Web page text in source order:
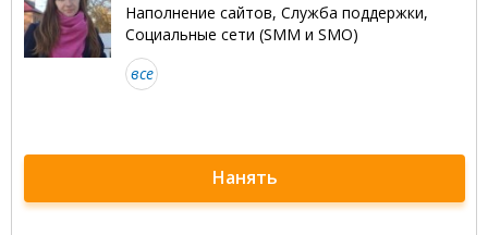
Наполнение сайтов, Служба поддержки,
Социальные сети (SMM и SMO)
все
Нанять